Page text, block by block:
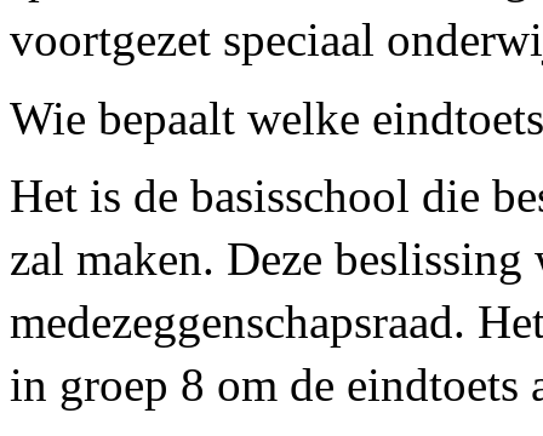
voortgezet speciaal
Wie bepaalt welke
Het is de basisschool die
zal maken. Deze
medezeggenschapsraad.
in groep 8 om de eindtoets